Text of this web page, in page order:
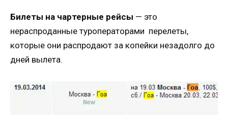
Билеты на чартерные рейсы — это
нераспроданные туроператорами перелеты,
которые они распродают за копейки незадолго до
дней вылета.